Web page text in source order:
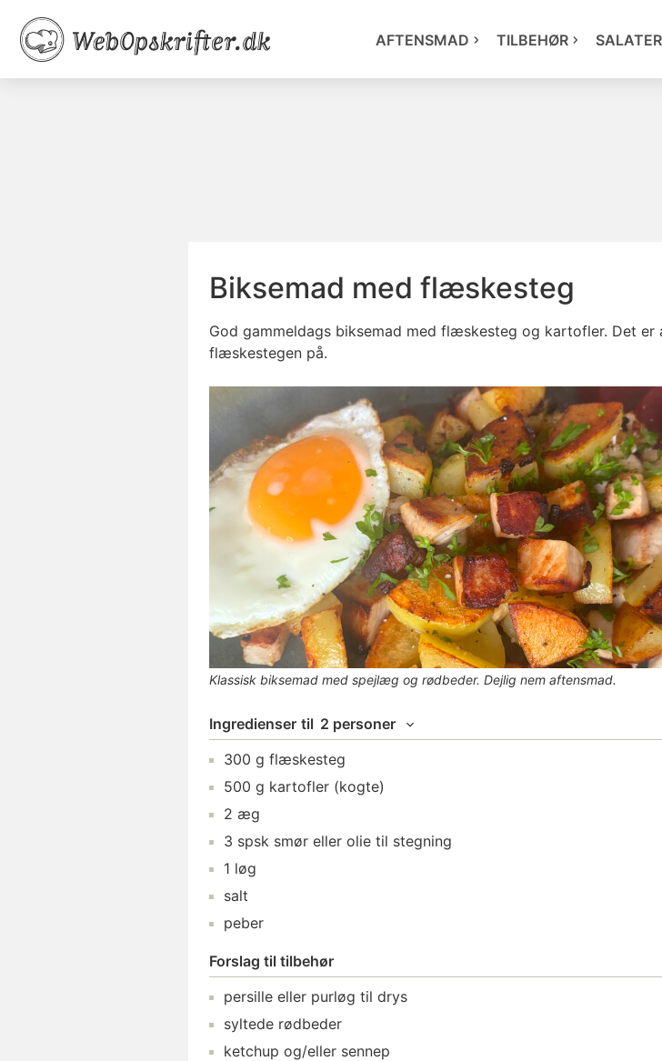
AFTENSMAD TILBEHØR SALATER
Biksemad med flæskesteg
God gammeldags biksemad med flæskesteg og kartofler. Det
flæskestegen på.
Klassisk biksemad med spejlæg og rødbeder. Dejlig nem aftensmad.
Ingredienser til 2 personer
300 g flæskesteg
500 g kartofler (kogte)
2 æg
3 spsk smør eller olie til stegning
1 løg
salt
peber
Forslag til tilbehør
persille eller purløg til drys
syltede rødbeder
ketchup og/eller sennep